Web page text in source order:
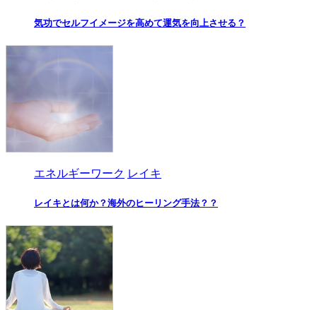
気功でセルフイメージを高めて運気を向上させる？
エネルギーワーク レイキ
レイキとは何か？海外のヒーリング手法？？